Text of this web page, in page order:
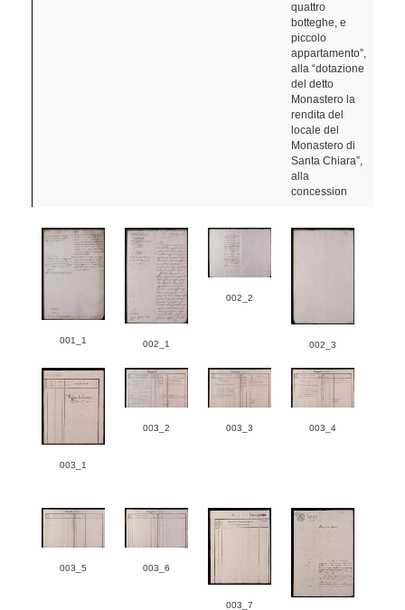
quattro
botteghe, e
piccolo
appartamento”,
alla “dotazione
del detto
Monastero la
rendita del
locale del
Monastero di
Santa Chiara”,
alla
concession
001_1 002_1
002_2
002_3
003_1
003_2 003_3 003_4
003_5 003_6
003_7